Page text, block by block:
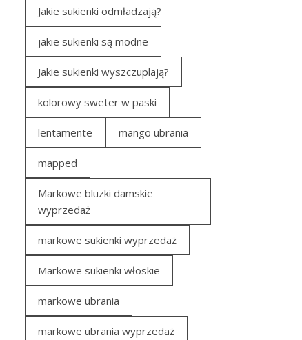
Jakie sukienki odmładzają?
jakie sukienki są modne
Jakie sukienki wyszczuplają?
kolorowy sweter w paski
lentamente mango ubrania
mapped
Markowe bluzki damskie
wyprzedaż
markowe sukienki wyprzedaż
Markowe sukienki włoskie
markowe ubrania
markowe ubrania wyprzedaż